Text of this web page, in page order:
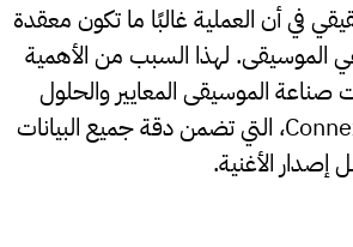
في أن العملية غالبًا ما تكون معقدة
الموسيقى. لهذا السبب من الأهمية
صناعة الموسيقى المعايير والحلول
الحالية مثل منصة Connex، التي تضمن دقة جميع البيانات
إصدار الأغنية.